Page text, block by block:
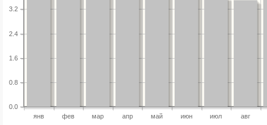
янв фев мар апр май июн июл авг
0.0
0.8
1.6
2.4
3.2